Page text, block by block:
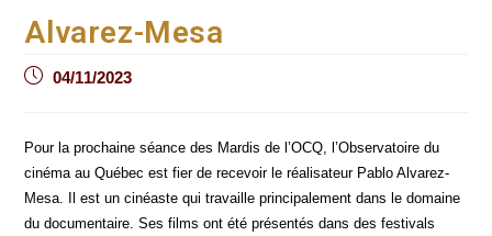
Alvarez-Mesa
Post04/11/2023
Pour la pro­chaine séance des Mar­dis de l’OCQ, l’Observatoire du
ciné­ma au Qué­bec est fier de rece­voir le réa­li­sa­teur Pablo Alva­rez-
Mesa. Il est un cinéaste qui tra­vaille prin­ci­pa­le­ment dans le domaine
du docu­men­taire. Ses films ont été pré­sen­tés dans des fes­ti­vals